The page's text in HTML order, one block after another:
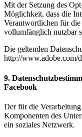
Mit der Setzung des
Möglichkeit, dass die
Verantwortlichen für
vollumfänglich nutzbar
Die geltenden
http://www.adobe.com/
9.
Facebook
Der für die
Komponenten des
ein soziales Netzwerk.